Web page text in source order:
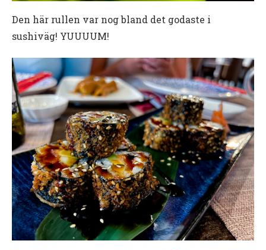
Den här rullen var nog bland det godaste i
sushiväg! YUUUUM!